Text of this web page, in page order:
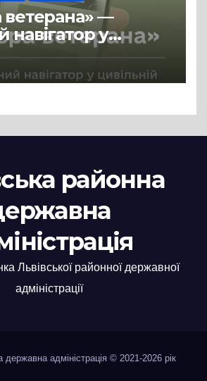
ветерана» —
навігатор у
професії
районна
Львівської районної державної
адміністрації
державна адміністрація © 2021-2026 рік